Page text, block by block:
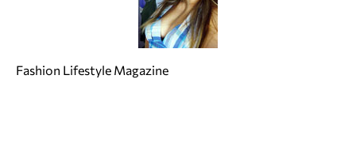
Fashion Lifestyle Magazine